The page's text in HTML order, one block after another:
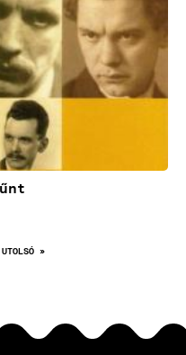
UTOLSÓ
UTOLSÓ »